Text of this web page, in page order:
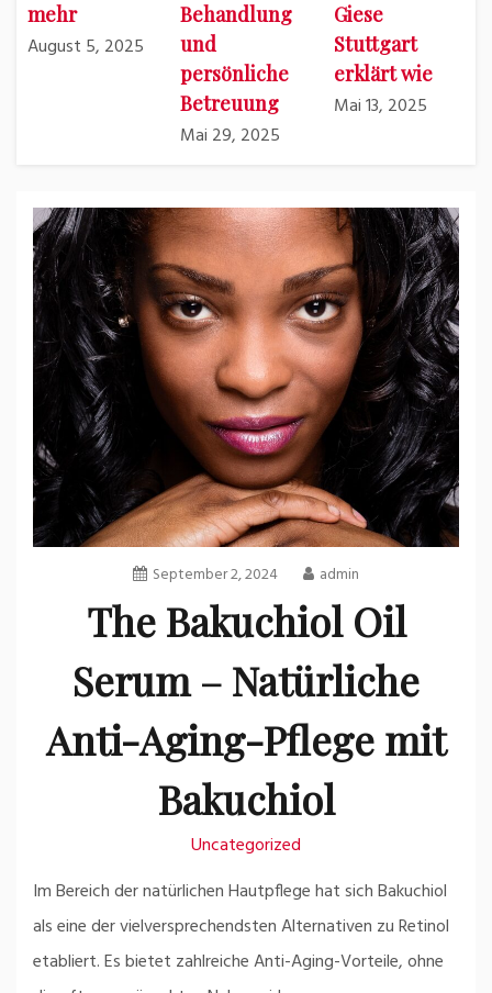
mehr
August 5, 2025
Behandlung
und
persönliche
Betreuung
Mai 29, 2025
Giese
Stuttgart
erklärt wie
Mai 13, 2025
September 2, 2024 admin
The Bakuchiol Oil
Serum – Natürliche
Anti-Aging-Pflege mit
Bakuchiol
Uncategorized
Im Bereich der natürlichen Hautpflege hat sich Bakuchiol
als eine der vielversprechendsten Alternativen zu Retinol
etabliert. Es bietet zahlreiche Anti-Aging-Vorteile, ohne